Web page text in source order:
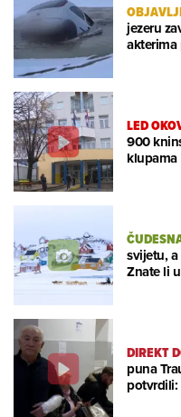
jezeru
LED
900
klupama
svijetu,
Znate li
DIREKT
puna
potvrdili: